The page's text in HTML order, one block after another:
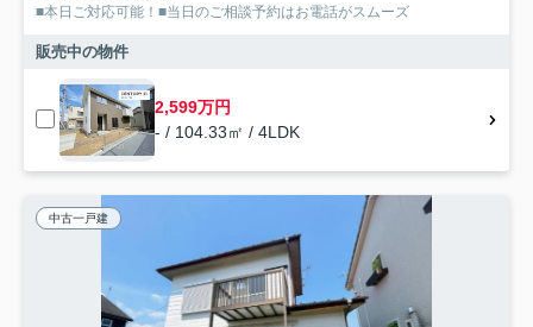
■本日ご対応可能！■当日のご相談予約はお電話がスムーズ
販売中の物件
2,599万円
- / 104.33㎡ / 4LDK
中古一戸建